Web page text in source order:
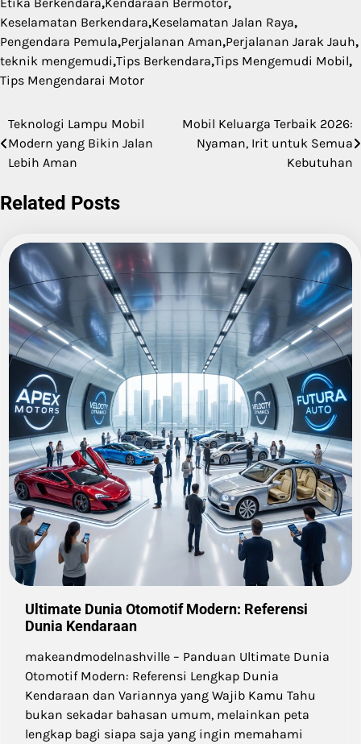
Keselamatan Berkendara,Keselamatan Jalan Raya,
Pengendara Pemula,Perjalanan Aman,Perjalanan Jarak Jauh,
teknik mengemudi,Tips Berkendara,Tips Mengemudi Mobil,
Tips Mengendarai Motor
Post
navigation
Teknologi Lampu Mobil
Modern yang Bikin Jalan
Lebih Aman
Mobil Keluarga Terbaik 2026:
Nyaman, Irit untuk Semua
Kebutuhan
Related Posts
Ultimate Dunia Otomotif Modern: Referensi
Dunia Kendaraan
makeandmodelnashville – Panduan Ultimate Dunia
Otomotif Modern: Referensi Lengkap Dunia
Kendaraan dan Variannya yang Wajib Kamu Tahu
bukan sekadar bahasan umum, melainkan peta
lengkap bagi siapa saja yang ingin memahami